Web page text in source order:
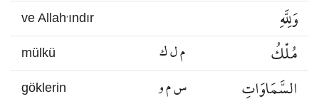
ve Allah’ındır وَلِلَّهِ
mülkü م ل ك مُلْكُ
göklerin س م و السَّمَاوَاتِ